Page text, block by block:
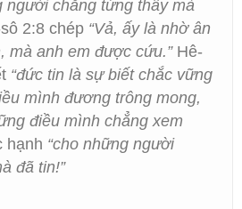
người chẳng từng thấy mà
2:8 chép “Vả, ấy là nhờ ân
mà anh em được cứu.”Hê-
“đức tin là sự biết chắc vững
mình đương trông mong,
điều mình chẳng xem
“cho những người
đã tin!”